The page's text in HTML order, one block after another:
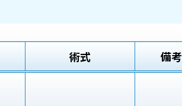
術式 備考